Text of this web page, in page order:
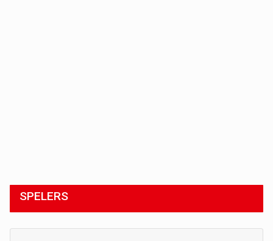
SPELERS